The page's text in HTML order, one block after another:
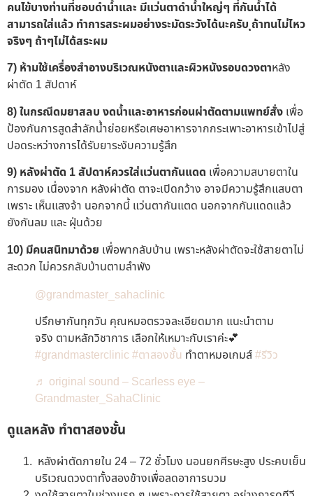
คนไข้บางท่านที่ชอบดำน้ำและ มีแว่นตาดำน้ำใหญ่ๆ ที่กันน้ำได้
สามารถใส่แล้ว ทำการสระผมอย่างระมัดระวังได้นะครับ ุถ้าทนไม่ไหว
จริงๆ ถ้าๆไม่ได้สระผม
7) ห้ามใช้เครื่องสำอางบริเวณหนังตาและผิวหนังรอบดวงตาหลัง
ผ่าตัด 1 สัปดาห์
8)ในกรณีดมยาสลบ งดน้ำและอาหารก่อนผ่าตัดตามแพทย์สั่ง เพื่อ
ป้องกันการสูดสำลักน้ำย่อยหรือเศษอาหารจากกระเพาะอาหารเข้าไปสู่
ปอดระหว่างการได้รับยาระงับความรู้สึก
9) หลังผ่าตัด 1 สัปดาห์ควรใส่แว่นตากันแดด เพื่อความสบายตาใน
การมอง เนื่องจาก หลังผ่าตัด ตาจะเปิดกว้าง อาจมีความรู้สึกแสบตา
เพราะ เห็นแสงจ้า นอกจากนี้ แว่นตากันแตด นอกจากกันแดดแล้ว
ยังกันลม และ ฝุ่นด้วย
10) มีคนสนิทมาด้วย เพื่อพากลับบ้าน เพราะหลังผ่าตัดจะใช้สายตาไม่
สะดวก ไม่ควรกลับบ้านตามลำพัง
@grandmaster_sahaclinic
ปรึกษากันทุกวัน คุณหมอตรวจละเอียดมาก แนะนำตาม
จริง ตามหลักวิชาการ เลือกให้เหมาะกับเราค่ะ💕
#grandmasterclinic #ตาสองชั้น ทำตาหมอเกมส์#รีวิว
♬ original sound – Scarless eye –
Grandmaster_SahaClinic
ดูแลหลัง ทำตาสองชั้น
หลังผ่าตัดภายใน 24 –72 ชั่วโมง นอนยกศีรษะสูง ประคบเย็น
บริเวณดวงตาทั้งสองข้างเพื่อลดอาการบวม